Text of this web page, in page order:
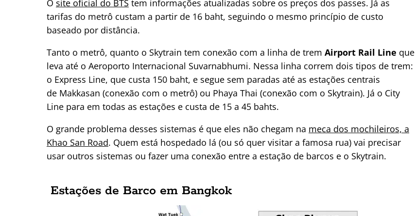
O site oficial do BTS tem informações atualizadas sobre os preços dos passes. Já as
tarifas do metrô custam a partir de 16 baht, seguindo o mesmo princípio de custo
baseado por distância.
Tanto o metrô, quanto o Skytrain tem conexão com a linha de trem Airport Rail Line que
leva até o Aeroporto Internacional Suvarnabhumi. Nessa linha correm dois tipos de trem:
o Express Line, que custa 150 baht, e segue sem paradas até as estações centrais
de Makkasan (conexão com o metrô) ou Phaya Thai (conexão com o Skytrain). Já o City
Line para em todas as estações e custa de 15 a 45 bahts.
O grande problema desses sistemas é que eles não chegam na meca dos mochileiros, a
Khao San Road. Quem está hospedado lá (ou só quer visitar a famosa rua) vai precisar
usar outros sistemas ou fazer uma conexão entre a estação de barcos e o Skytrain.
Estações de Barco em Bangkok